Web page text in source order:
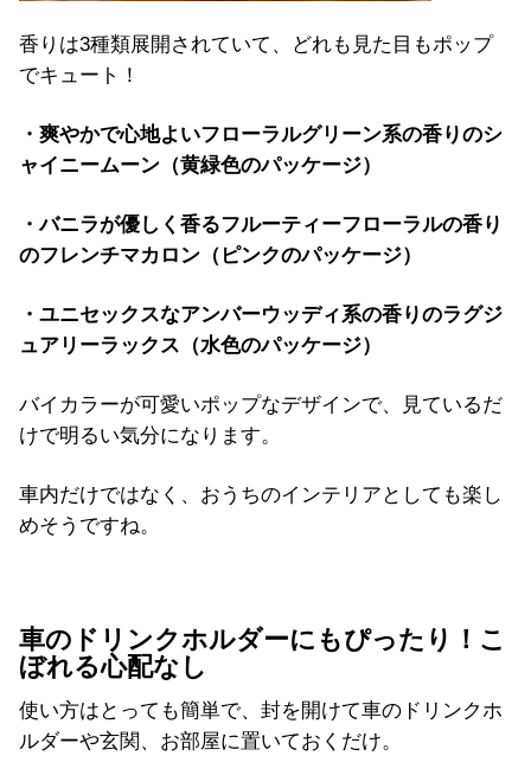
香りは3種類展開されていて、どれも見た目もポップ
でキュート！
・爽やかで心地よいフローラルグリーン系の香りのシ
ャイニームーン（黄緑色のパッケージ）
・バニラが優しく香るフルーティーフローラルの香り
のフレンチマカロン（ピンクのパッケージ）
・ユニセックスなアンバーウッディ系の香りのラグジ
ュアリーラックス（水色のパッケージ）
バイカラーが可愛いポップなデザインで、見ているだ
けで明るい気分になります。
車内だけではなく、おうちのインテリアとしても楽し
めそうですね。
車のドリンクホルダーにもぴったり！こ
ぼれる心配なし
使い方はとっても簡単で、封を開けて車のドリンクホ
ルダーや玄関、お部屋に置いておくだけ。